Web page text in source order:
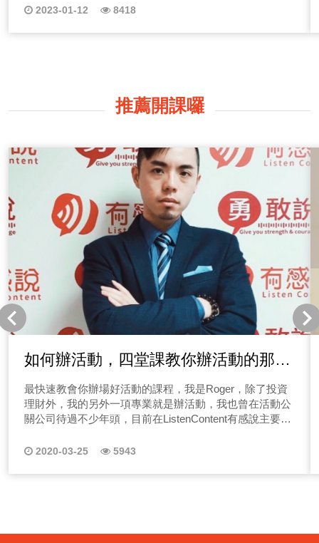
未來沒有希望，台灣都在等著被其他國家的允許，台灣
麼？選擇政黨跟粉絲俱樂部有什麼不同，不是政治跟風，
同黨派不同位置來聊聊，相信自己聲音，就是相信台灣的
未來，主權不需要誰去允許，讓政治小白用政治玩話文，
不理解為什麼我們要把政治重點放在意識形態，為什麼政
治一定是兩黨之爭？又為什麼政治不能共贏，一起共營台
灣呢？為什麼台灣的政權需要被允許？你是否也有這樣的
疑問呢？ 因此，在這一系列的節目中，Molly會來跟大家
聊一聊，我認為的政治是什麼？台灣的政治該往什麼方向
走，才能讓台灣真正永續發展！ 相信不少聽眾朋友們對
於政治小白Molly還很陌生！一定會有著妳是誰？為什麼我
要來聽妳講政治理念呢？這一集就來跟聽眾朋友們介紹一
下本來是政治冷漠族群的我，為什麼開始重視政治呢？現
在就點選上方圖片收聽吧~ 台灣是個民主又自由的社
會，但為什麼我們仍然對政治冷漠呢？一定會有不少聽眾
朋友們在疑惑這個問題吧？因為從小我們需要被允許！允
許去做某件事情，名正言順！現在就點選上方圖片收聽吧
~ 台灣的政治為什麼一定要對立？讓我們從職場來看
起，當你被逼迫去完成一件事情時，你多是心不甘情不願
的，但你有想過「如何創造價值嗎？」還是期待小付出大
收穫，賺不到錢是環境問題、老闆問題、國家問題？但跟
自己的努力完全無關，政治也就是這樣利用人性弱點「操
弄非自身問題的心態」來創造對立，收攏鐵票！現在就點
是民生大小事！不少政黨都會把政治講得太過高大上，但
政治的本意就是要人民過得更好！現在就點選上方圖片收
呢？現在就點選上方圖片收聽吧~ 台灣有影響力的自媒
2023-01-12 8418
推薦開課囉
如何辦活動，四堂課教你辦活動的那些
大小事
最快速教會你辦場好活動的課程，我是Roger，除了投資
理財外，我的另外一項專業就是辦活動，我也曾在活動公
關公司待過不少年頭，目前在ListenContent有感說主要負
動等等。 說到辦活動相信不少人都有經驗，那辦活動這
關活動，還是小小的聚餐、生日party，相信大家多少都有
2020-03-25 5943